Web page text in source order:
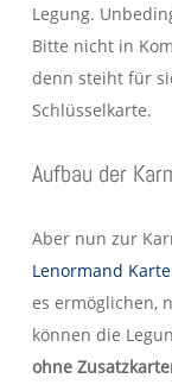
Legung.
Bitte nicht in
denn steiht für
Schlüsselkarte.
Aufbau der
Aber nun zur
Lenormand
es ermöglichen,
können die
ohne